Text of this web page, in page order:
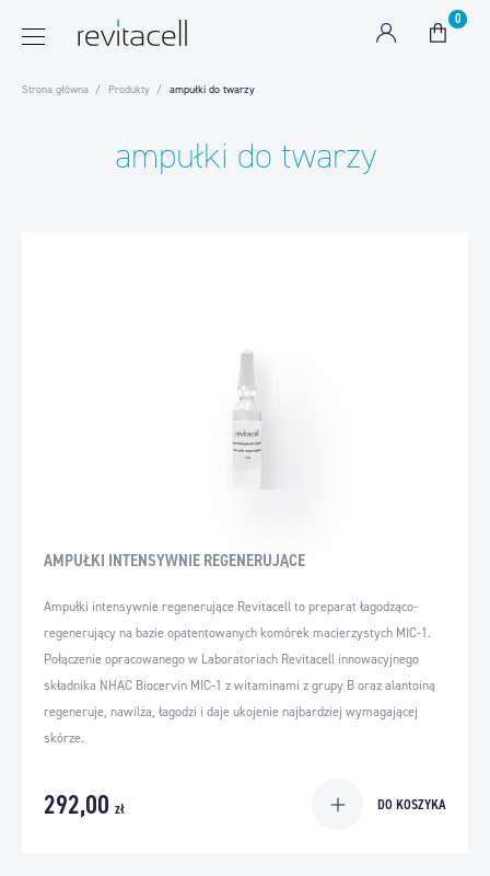
0
Strona główna Produkty ampułki do twarzy
ampułki do twarzy
AMPUŁKI INTENSYWNIE REGENERUJĄCE
Ampułki intensywnie regenerujące Revitacell to preparat łagodząco-
regenerujący na bazie opatentowanych komórek macierzystych MIC-1.
Połączenie opracowanego w Laboratoriach Revitacell innowacyjnego
składnika NHAC Biocervin MIC-1 z witaminami z grupy B oraz alantoiną
regeneruje, nawilża, łagodzi i daje ukojenie najbardziej wymagającej
skórze.
292,00 zł DO KOSZYKA